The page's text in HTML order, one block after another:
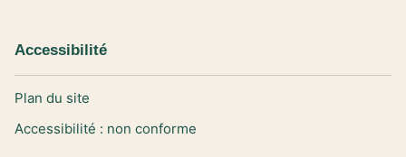
Accessibilité
Plan du site
Accessibilité : non conforme